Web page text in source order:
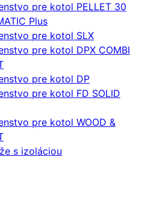
pre kotol PELLET 30
Plus
pre kotol SLX
pre kotol DPX COMBI
pre kotol DP
pre kotol FD SOLID
pre kotol WOOD &
s izoláciou